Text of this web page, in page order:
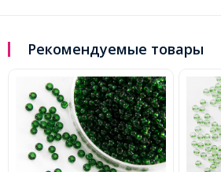
Рекомендуемые товары